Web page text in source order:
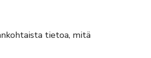
tietoa, mitä